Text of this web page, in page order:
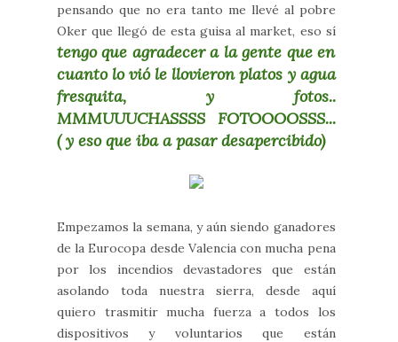
pensando que no era tanto me llevé al pobre
Oker que llegó de esta guisa al market, eso sí
tengo que agradecer a la gente que en
cuanto lo vió le llovieron platos y agua
fresquita, y fotos..
MMMUUUCHASSSS FOTOOOOSSS...
( y eso que iba a pasar desapercibido)
Empezamos la semana, y aún siendo ganadores
de la Eurocopa desde Valencia con mucha pena
por los incendios devastadores que están
asolando toda nuestra sierra, desde aquí
quiero trasmitir mucha fuerza a todos los
dispositivos y voluntarios que están